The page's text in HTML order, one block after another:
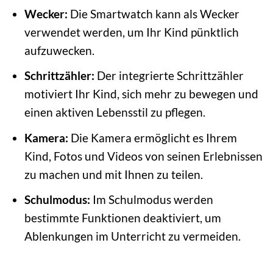
Wecker: Die Smartwatch kann als Wecker
verwendet werden, um Ihr Kind pünktlich
aufzuwecken.
Schrittzähler: Der integrierte Schrittzähler
motiviert Ihr Kind, sich mehr zu bewegen und
einen aktiven Lebensstil zu pflegen.
Kamera: Die Kamera ermöglicht es Ihrem
Kind, Fotos und Videos von seinen Erlebnissen
zu machen und mit Ihnen zu teilen.
Schulmodus: Im Schulmodus werden
bestimmte Funktionen deaktiviert, um
Ablenkungen im Unterricht zu vermeiden.